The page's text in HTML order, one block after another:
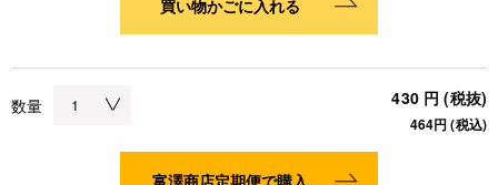
買い物かごに入れる
数量 430 円 (税抜)
464円 (税込)